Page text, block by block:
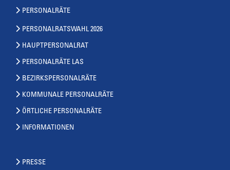
PERSONALRÄTE
PERSONALRATSWAHL 2026
HAUPTPERSONALRAT
PERSONALRÄTE LAS
BEZIRKSPERSONALRÄTE
KOMMUNALE PERSONALRÄTE
ÖRTLICHE PERSONALRÄTE
INFORMATIONEN
PRESSE